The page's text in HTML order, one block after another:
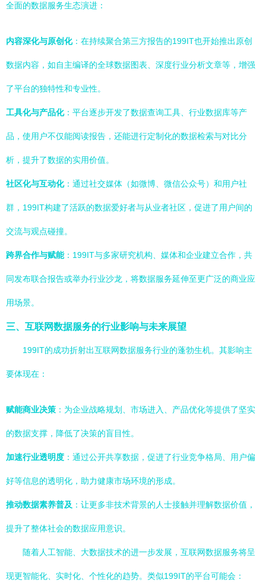
全面的数据服务生态演进：
内容深化与原创化：在持续聚合第三方报告的199IT也开始推出原创
数据内容，如自主编译的全球数据图表、深度行业分析文章等，增强
了平台的独特性和专业性。
工具化与产品化：平台逐步开发了数据查询工具、行业数据库等产
品，使用户不仅能阅读报告，还能进行定制化的数据检索与对比分
析，提升了数据的实用价值。
社区化与互动化：通过社交媒体（如微博、微信公众号）和用户社
群，199IT构建了活跃的数据爱好者与从业者社区，促进了用户间的
交流与观点碰撞。
跨界合作与赋能：199IT与多家研究机构、媒体和企业建立合作，共
同发布联合报告或举办行业沙龙，将数据服务延伸至更广泛的商业应
用场景。
三、互联网数据服务的行业影响与未来展望
199IT的成功折射出互联网数据服务行业的蓬勃生机。其影响主
要体现在：
赋能商业决策 ：为企业战略规划、市场进入、产品优化等提供了坚实
的数据支撑，降低了决策的盲目性。
加速行业透明度 ：通过公开共享数据，促进了行业竞争格局、用户偏
好等信息的透明化，助力健康市场环境的形成。
推动数据素养普及 ：让更多非技术背景的人士接触并理解数据价值，
提升了整体社会的数据应用意识。
随着人工智能、大数据技术的进一步发展，互联网数据服务将呈
现更智能化、实时化、个性化的趋势。类似199IT的平台可能会：